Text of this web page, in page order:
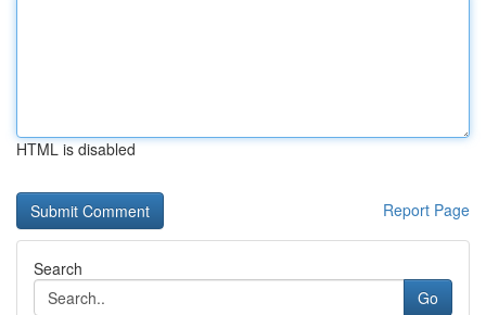
HTML is disabled
Report Page
Search
Go